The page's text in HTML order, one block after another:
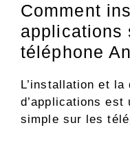
Comment
applications
téléphone
L’installation et
d’applications est
simple sur les